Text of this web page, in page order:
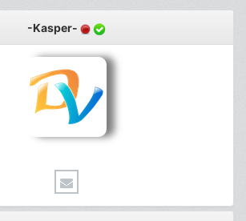
-Kasper-